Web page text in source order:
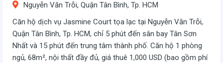
Nguyễn Văn Trỗi, Quận Tân Bình, Tp. HCM
Căn hộ dịch vụ Jasmine Court tọa lạc tại Nguyễn Văn Trỗi,
Quận Tân Bình, Tp. HCM, chỉ 5 phút đến sân bay Tân Sơn
Nhất và 15 phút đến trung tâm thành phố. Căn hộ 1 phòng
ngủ, 68m², nội thất đầy đủ, giá thuê 1,000 USD (bao gồm phí